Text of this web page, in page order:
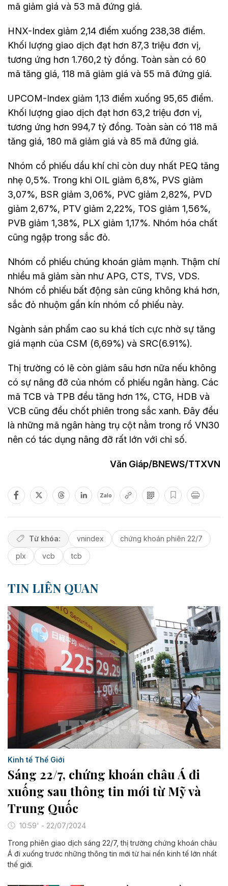
mã giảm giá và 53 mã đứng giá.
HNX-Index giảm 2,14 điểm xuống 238,38 điểm.
Khối lượng giao dịch đạt hơn 87,3 triệu đơn vị,
tương ứng hơn 1.760,2 tỷ đồng. Toàn sàn có 60
mã tăng giá, 118 mã giảm giá và 55 mã đứng giá.
UPCOM-Index giảm 1,13 điểm xuống 95,65 điểm.
Khối lượng giao dịch đạt hơn 63,2 triệu đơn vị,
tương ứng hơn 994,7 tỷ đồng. Toàn sàn có 118 mã
tăng giá, 180 mã giảm giá và 85 mã đứng giá.
Nhóm cổ phiếu dầu khí chỉ còn duy nhất PEQ tăng
nhẹ 0,5%. Trong khi OIL giảm 6,8%, PVS giảm
3,07%, BSR giảm 3,06%, PVC giảm 2,82%, PVD
giảm 2,67%, PTV giảm 2,22%, TOS giảm 1,56%,
PVB giảm 1,38%, PLX giảm 1,17%. Nhóm hóa chất
cũng ngập trong sắc đỏ.
Nhóm cổ phiếu chúng khoán giảm mạnh. Thậm chí
nhiều mã giảm sàn như APG, CTS, TVS, VDS.
Nhóm cổ phiếu bất động sản cũng không khá hơn,
sắc đỏ nhuộm gần kín nhóm cổ phiếu này.
Ngành sản phẩm cao su khá tích cực nhờ sự tăng
giá mạnh của CSM (6,69%) và SRC(6.91%).
Thị trường có lẽ còn giảm sâu hơn nữa nếu không
có sự nâng đỡ của nhóm cổ phiếu ngân hàng. Các
mã TCB và TPB đều tăng hơn 1%, CTG, HDB và
VCB cũng đều chốt phiên trong sắc xanh. Đây đều
là những mã ngân hàng trụ cột nằm trong rổ VN30
nên có tác dụng nâng đỡ rất lớn với chỉ số.
Văn Giáp/BNEWS/TTXVN
Zalo
Từ khóa: vnindex
chứng khoán phiên 22/7
plx
vcb tcb
TIN LIÊN QUAN
Kinh tế Thế Giới
Sáng 22/7, chứng khoán châu Á đi
xuống sau thông tin mới từ Mỹ và
Trung Quốc
10:59' - 22/07/2024
Trong phiên giao dịch sáng 22/7, thị trường chứng khoán châu
Á đi xuống trước những thông tin mới từ hai nền kinh tế lớn nhất
thế giới.